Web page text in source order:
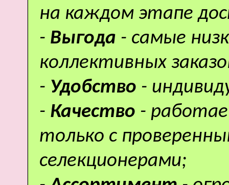
на каждом этапе
- Выгода - самые
коллективных
- Удобство -
- Качество -
только с
селекционерами;